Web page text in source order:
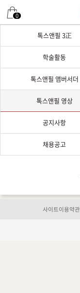
0
톡스앤필 3正
학술활동
톡스앤필 앰버서더
톡스앤필 영상
공지사항
채용공고
사이트이용약관